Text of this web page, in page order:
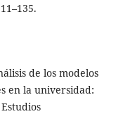
de los modelos
en la universidad: